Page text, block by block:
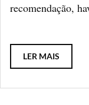
recomendação,
LER MAIS